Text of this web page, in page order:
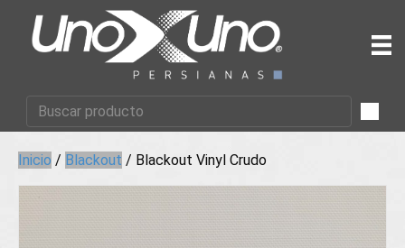
Inicio / Blackout / Blackout Vinyl Crudo